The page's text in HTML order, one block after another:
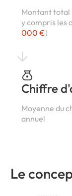
Montant total
y compris les
000 €)
Chiffre
Moyenne du
annuel
Le